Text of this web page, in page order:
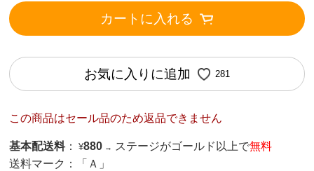
カートに入れる
お気に入りに追加 281
この商品はセール品のため返品できません
基本配送料 ： ¥880 → ステージがゴールド以上で無料
送料マーク：
「Ａ」